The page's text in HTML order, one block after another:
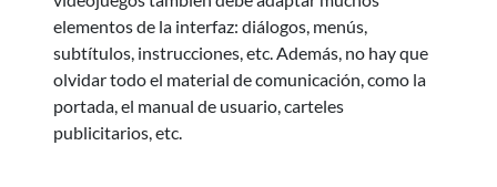
elementos de la interfaz: diálogos, menús,
subtítulos, instrucciones, etc. Además, no hay que
olvidar todo el material de comunicación, como la
portada, el manual de usuario, carteles
publicitarios, etc.